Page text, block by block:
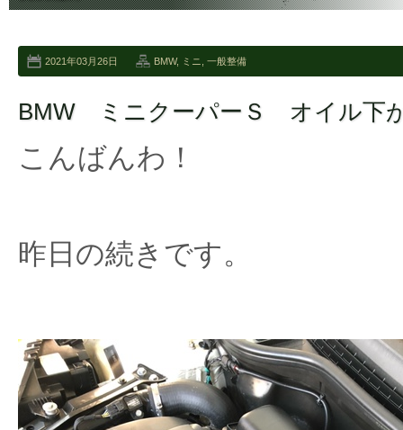
2021年03月26日 BMW, ミニ 一般整備
BMW ミニクーパーＳ オイル
こんばんわ！
昨日の続きです。